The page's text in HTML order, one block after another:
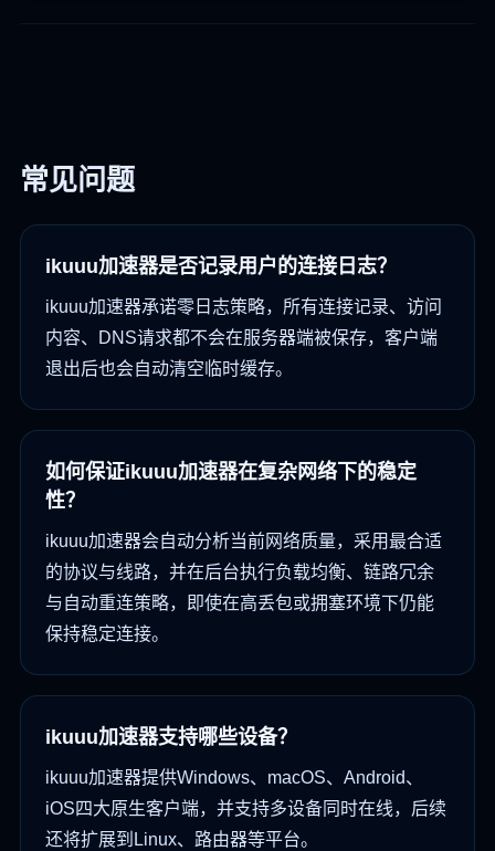
常见问题
ikuuu加速器是否记录用户的连接日志？
ikuuu加速器承诺零日志策略，所有连接记录、访问
内容、DNS请求都不会在服务器端被保存，客户端
退出后也会自动清空临时缓存。
如何保证ikuuu加速器在复杂网络下的稳定
性？
ikuuu加速器会自动分析当前网络质量，采用最合适
的协议与线路，并在后台执行负载均衡、链路冗余
与自动重连策略，即使在高丢包或拥塞环境下仍能
保持稳定连接。
ikuuu加速器支持哪些设备？
ikuuu加速器提供Windows、macOS、Android、
iOS四大原生客户端，并支持多设备同时在线，后续
还将扩展到Linux、路由器等平台。